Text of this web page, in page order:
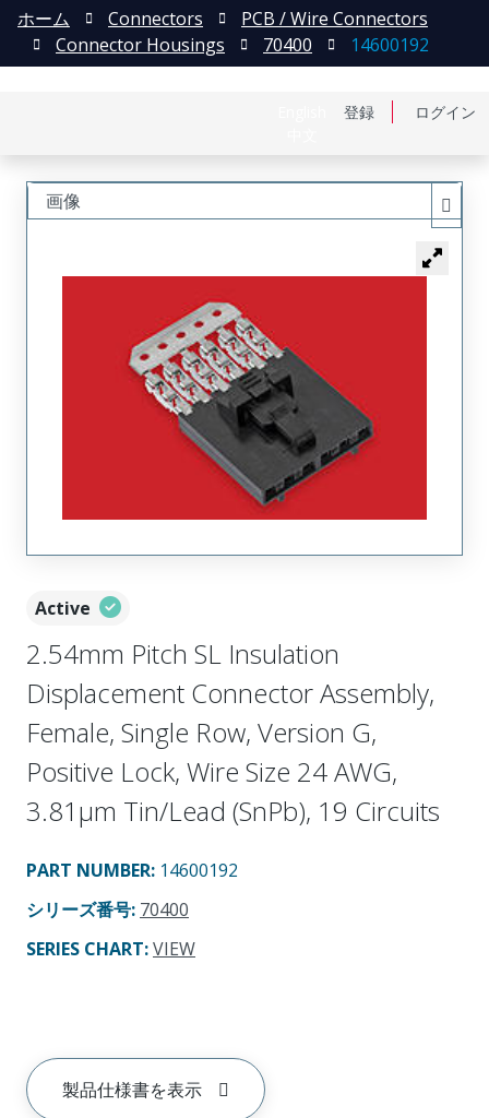
登録 ログイン
ホーム Connectors
PCB / Wire Connectors
Connector Housings
70400 14600192
Active
2.54mm Pitch SL Insulation
Displacement Connector Assembly,
Female, Single Row, Version G,
Positive Lock, Wire Size 24 AWG,
3.81µm Tin/Lead (SnPb), 19 Circuits
PART NUMBER: 14600192
シリーズ番号: 70400
SERIES CHART:VIEW
製品仕様書を表示
画像